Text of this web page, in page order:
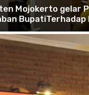
Mojokerto gelar
BupatiTerhadap